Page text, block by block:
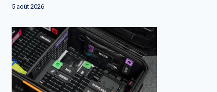
5 août 2026